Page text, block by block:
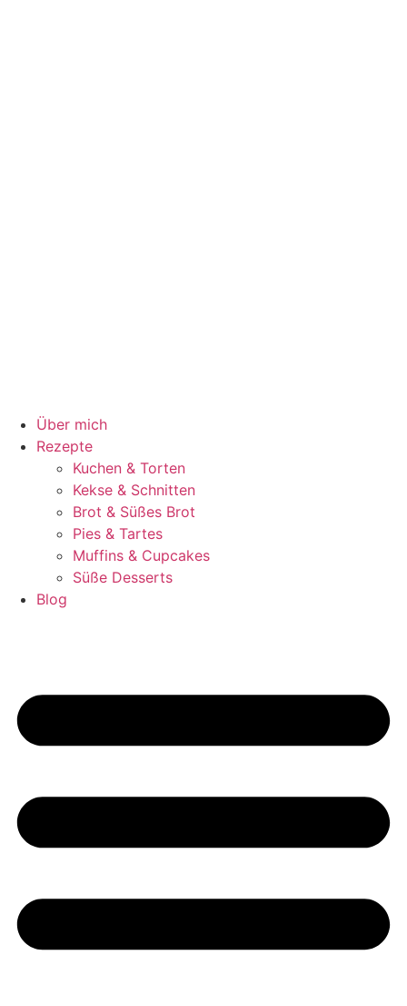
Über mich
Rezepte
Kuchen & Torten
Kekse & Schnitten
Brot & Süßes Brot
Pies & Tartes
Muffins & Cupcakes
Süße Desserts
Blog